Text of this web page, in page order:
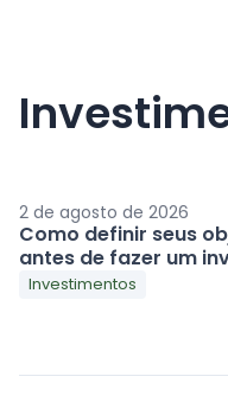
2 de agosto de 2026
Como definir seus
antes de fazer um
Investimentos